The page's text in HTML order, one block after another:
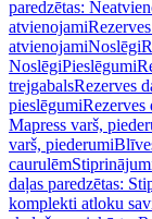
paredzētas:
atvienojami
atvienojamiNoslēgi
NoslēgiPieslēgumi
trejgabalsRezerves
pieslēgumiRezerves
Mapress varš,
varš, piederumi
caurulēm
daļas paredzētas:
komplekti atloku